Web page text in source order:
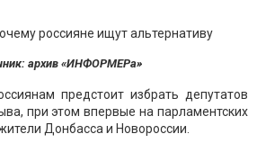
архив «ИНФОРМЕРа»
предстоит избрать депутатов
при этом впервые на парламентских
Донбасса и Новороссии.